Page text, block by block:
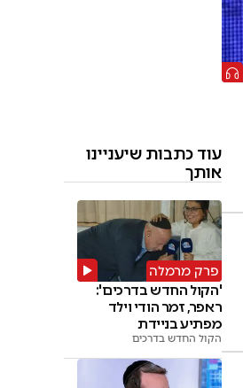
עוד כתבות שיעניינו
אותך
פרק מרמלה
'הקול החדש בדרכים':
ראפר, זמר הודי וילד
מפתיע בניידת
הקול החדש בדרכים